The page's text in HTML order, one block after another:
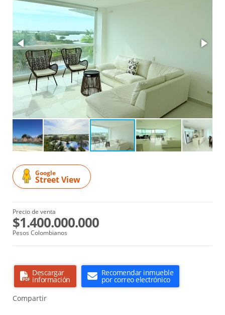
Google
Street View
Precio de venta
$1.400.000.000
Pesos Colombianos
Descargar
información
Recomendar inmueble
por correo electrónico
Compartir